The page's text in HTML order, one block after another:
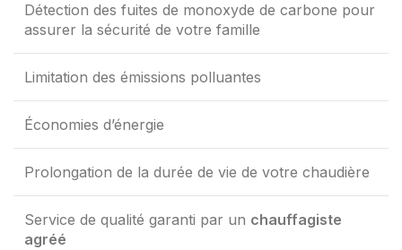
Détection des fuites de monoxyde de carbone pour
assurer la sécurité de votre famille
Limitation des émissions polluantes
Économies d’énergie
Prolongation de la durée de vie de votre chaudière
Service de qualité garanti par un chauffagiste
agréé